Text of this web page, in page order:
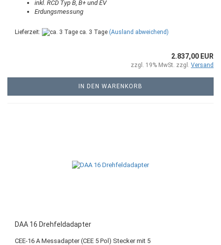
inkl. RCD Typ B, B+ und EV
Erdungsmessung
Lieferzeit: ca. 3 Tage (Ausland abweichend)
2.837,00 EUR
zzgl. 19% MwSt. zzgl. Versand
IN DEN WARENKORB
DAA 16 Drehfeldadapter
CEE-16 A Messadapter (CEE 5 Pol) Stecker mit 5